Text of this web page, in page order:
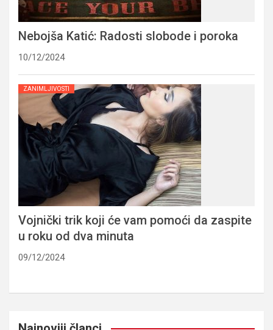
Nebojša Katić: Radosti slobode i poroka
10/12/2024
ZANIMLJIVOSTI
Vojnički trik koji će vam pomoći da zaspite
u roku od dva minuta
09/12/2024